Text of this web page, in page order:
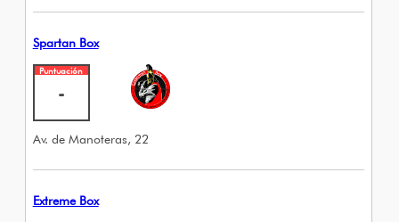
Spartan Box
Puntuación
-
Av. de Manoteras, 22
Extreme Box